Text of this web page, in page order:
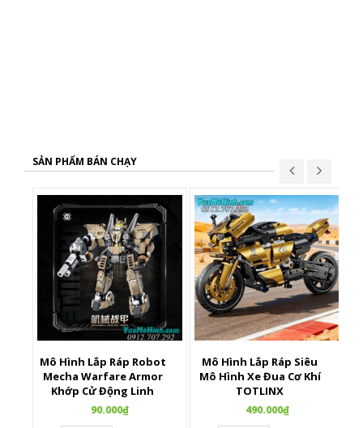
SẢN PHẨM BÁN CHẠY
Mô Hình Lắp Ráp Robot
Mecha Warfare Armor
Khớp Cử Động Linh
Hoạt
90.000₫
Mô Hình Lắp Ráp Siêu
Mô Hình Xe Đua Cơ Khí
TOTLINX
490.000₫